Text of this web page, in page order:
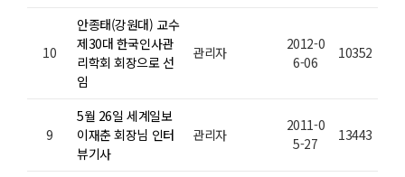
10
안종태(강원대) 교수
제30대 한국인사관
리학회 회장으로 선
임
관리자
2012-0
6-06
10352
9
5월 26일 세계일보
이재춘 회장님 인터
뷰기사
관리자
2011-0
5-27
13443